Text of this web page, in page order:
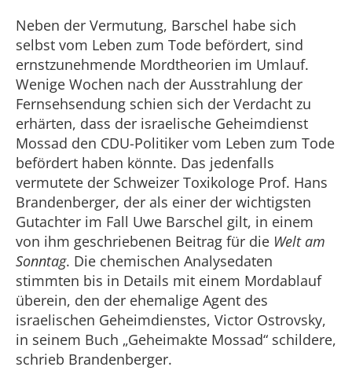
Neben der Vermutung, Barschel habe sich
selbst vom Leben zum Tode befördert, sind
ernstzunehmende Mordtheorien im Umlauf.
Wenige Wochen nach der Ausstrahlung der
Fernsehsendung schien sich der Verdacht zu
erhärten, dass der israelische Geheimdienst
Mossad den CDU-Politiker vom Leben zum Tode
befördert haben könnte. Das jedenfalls
vermutete der Schweizer Toxikologe Prof. Hans
Brandenberger, der als einer der wichtigsten
Gutachter im Fall Uwe Barschel gilt, in einem
von ihm geschriebenen Beitrag für die Welt am
Sonntag. Die chemischen Analysedaten
stimmten bis in Details mit einem Mordablauf
überein, den der ehemalige Agent des
israelischen Geheimdienstes, Victor Ostrovsky,
in seinem Buch „Geheimakte Mossad“ schildere,
schrieb Brandenberger.